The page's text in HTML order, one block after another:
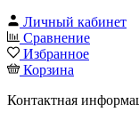
Личный кабинет
Сравнение
Избранное
Корзина
Контактная